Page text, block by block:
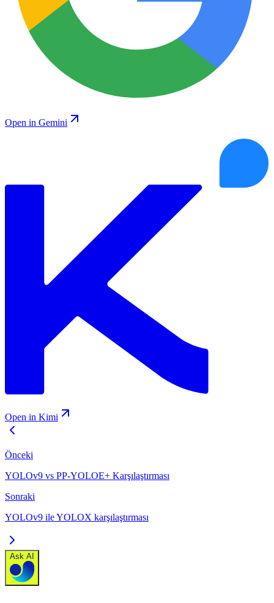
Open in Gemini
Open in Kimi
Önceki
YOLOv9 vs PP-YOLOE+ Karşılaştırması
Sonraki
YOLOv9 ile YOLOX karşılaştırması
Ask AI